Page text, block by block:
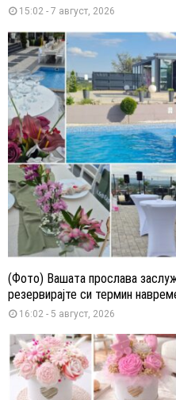
15:02 - 7 август, 2026
(Фото) Вашата прослава
резервирајте си термин
16:02 - 5 август, 2026